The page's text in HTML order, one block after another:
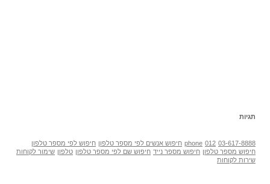
תגיות
03-617-8888
012
phone חיפוש אנשים לפי מספר טלפון חיפוש לפי מספר טלפון
חיפוש מספר טלפון חיפוש מספר נייד חיפוש שם לפי מספר טלפון טלפון שימור לקוחות
שירות לקוחות